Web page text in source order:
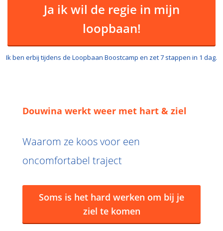
Ja ik wil de regie in mijn
loopbaan!
Ik ben erbij tijdens de Loopbaan Boostcamp en zet 7 stappen in 1 dag.
Douwina werkt weer met hart & ziel
Waarom ze koos voor een
oncomfortabel traject
Soms is het hard werken om bij je
ziel te komen